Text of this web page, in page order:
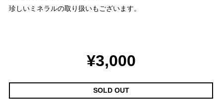
珍しいミネラルの取り扱いもございます。
¥3,000
SOLD OUT